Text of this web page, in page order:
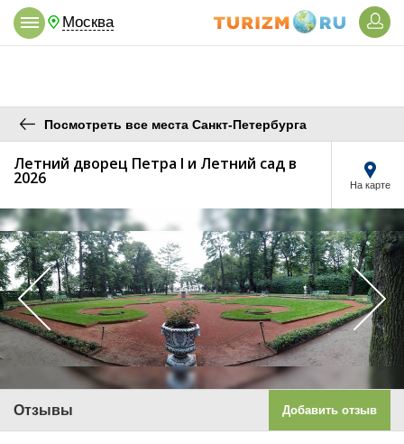
Москва
Посмотреть все места Санкт-Петербурга
Летний дворец Петра I и Летний сад в
2026 На карте
Отзывы Добавить отзыв